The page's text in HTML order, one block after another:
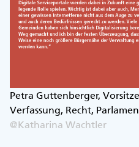
Petra Guttenberger,
Verfassung, Recht,
@Katharina Wachtler